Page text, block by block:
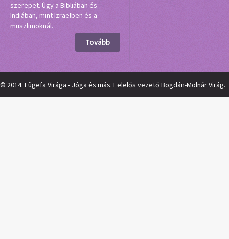
szerepet. Úgy a Bibliában és
Indiában, mint Izraelben és a
muszlimoknál.
Tovább
© 2014. Fügefa Virága - Jóga és más. Felelős vezető Bogdán-Molnár